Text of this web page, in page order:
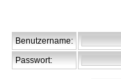
Benutzername:
Passwort: